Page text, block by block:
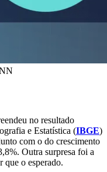
no resultado
e Estatística (IBGE)
com o do crescimento
Outra surpresa foi a
que o esperado.